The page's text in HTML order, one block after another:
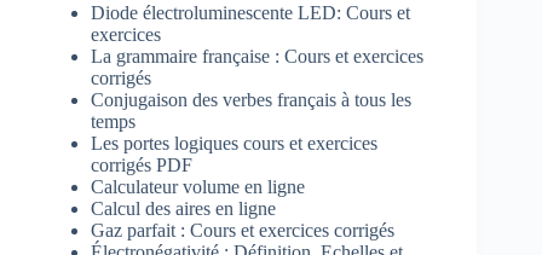
Diode électroluminescente LED: Cours et
exercices
La grammaire française : Cours et exercices
corrigés
Conjugaison des verbes français à tous les
temps
Les portes logiques cours et exercices
corrigés PDF
Calculateur volume en ligne
Calcul des aires en ligne
Gaz parfait : Cours et exercices corrigés